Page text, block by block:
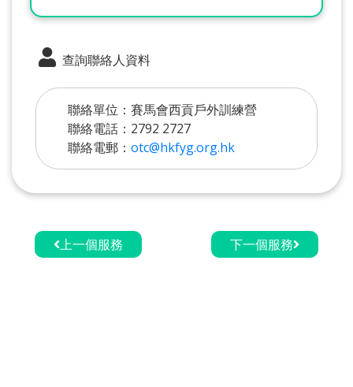
查詢聯絡人資料
聯絡單位：賽馬會西貢戶外訓練營
聯絡電話：2792 2727
聯絡電郵： otc@hkfyg.org.hk
上一個服務 下一個服務